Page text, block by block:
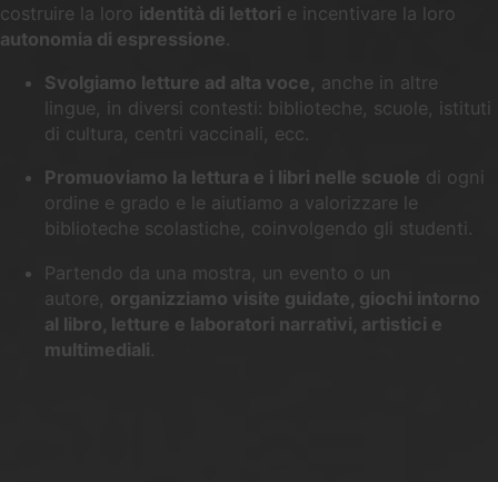
costruire la loro identità di lettori e incentivare la loro
autonomia di espressione.
Svolgiamo letture ad alta voce, anche in altre
lingue, in diversi contesti: biblioteche, scuole, istituti
di cultura, centri vaccinali, ecc.
Promuoviamo la lettura e i libri nelle scuole di ogni
ordine e grado e le aiutiamo a valorizzare le
biblioteche scolastiche, coinvolgendo gli studenti.
Partendo da una mostra, un evento o un
autore, organizziamo visite guidate, giochi intorno
al libro, letture e laboratori narrativi, artistici e
multimediali.